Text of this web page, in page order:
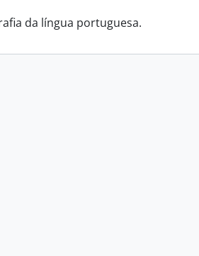
da língua portuguesa.